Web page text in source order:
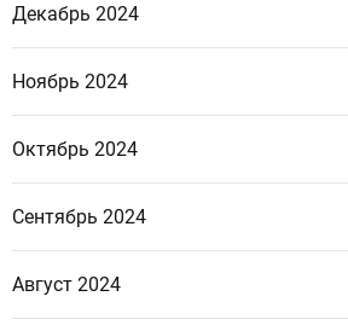
Декабрь 2024
Ноябрь 2024
Октябрь 2024
Сентябрь 2024
Август 2024